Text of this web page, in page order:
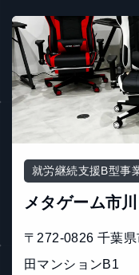
就労継続支援B型事
メタゲーム市川
〒272-0826 千葉
田マンションB1